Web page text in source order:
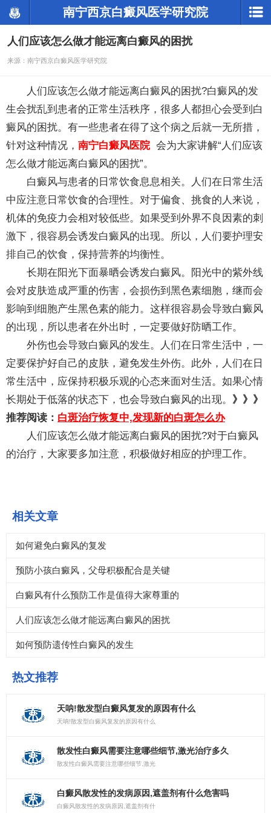
南宁西京白癜风医学研究院
人们应该怎么做才能远离白癜风的困扰
来源：南宁西京白癜风医学研究院
人们应该怎么做才能远离白癜风的困扰?白癜风的发
生会扰乱到患者的正常生活秩序，很多人都担心会受到白
癜风的困扰。有一些患者在得了这个病之后就一无所措，
针对这种情况， 南宁白癜风医院 会为大家讲解“人们应该
怎么做才能远离白癜风的困扰”。
白癜风与患者的日常饮食息息相关。人们在日常生活
中应注意日常饮食的合理性。对于偏食、挑食的人来说，
机体的免疫力会相对较低些。如果受到外界不良因素的刺
激下，很容易会诱发白癜风的出现。所以，人们要护理安
排自己的饮食，保持营养的均衡性。
长期在阳光下面暴晒会诱发白癜风。阳光中的紫外线
会对皮肤造成严重的伤害，会损伤到黑色素细胞，继而会
影响到细胞产生黑色素的能力。这样很容易会导致白癜风
的出现，所以患者在外出时，一定要做好防晒工作。
外伤也会导致白癜风的发生。人们在日常生活中，一
定要保护好自己的皮肤，避免发生外伤。此外，人们在日
常生活中，应保持积极乐观的心态来面对生活。如果心情
长期处于低落的状态下，也会导致白癜风的出现。 》》》
推荐阅读： 白斑治疗恢复中,发现新的白斑怎么办
人们应该怎么做才能远离白癜风的困扰?对于白癜风
的治疗，大家要多加注意，积极做好相应的护理工作。
相关文章
如何避免白癜风的复发
预防小孩白癜风，父母积极配合是关键
白癜风有什么预防工作是值得大家尊重的
人们应该怎么做才能远离白癜风的困扰
如何预防遗传性白癜风的发生
热文推荐
天呐!散发型白癜风复发的原因有什么
天呐!散发型白癜风复发的原因有什么
散发性白癜风需要注意哪些细节,激光治疗多久
散发性白癜风需要注意哪些细节,激光
白癜风散发性的发病原因,遮盖剂有什么危害吗
白癜风散发性的发病原因,遮盖剂有什